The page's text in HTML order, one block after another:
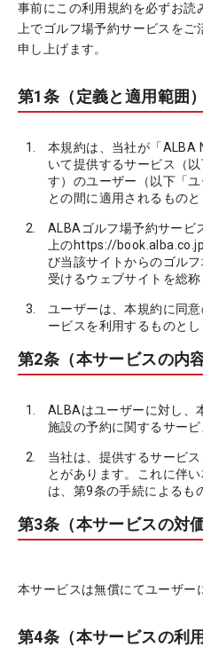
事前にこの利用規約を必ずお読
上でゴルフ場予約サービスを
申し上げます。
第1条（定義と適用範囲）
本規約は、当社が「ALBA
いて提供するサービス（
す）のユーザー（以下「
との間に適用されるものと
ALBAゴルフ場予約サービ
上のhttps://
び当該サイトからのゴル
受けるウェブサイトを総称
ユーザーは、本規約に同
ービスを利用するものとし
第2条（本サービスの内容
ALBAはユーザーに対し、
施設の予約に関するサービ
当社は、提供するサービ
とがあります。これに伴
は、第9条の手続によるも
第3条（本サービスの対価
本サービスは無償にてユーザー
第4条（本サービスの利用